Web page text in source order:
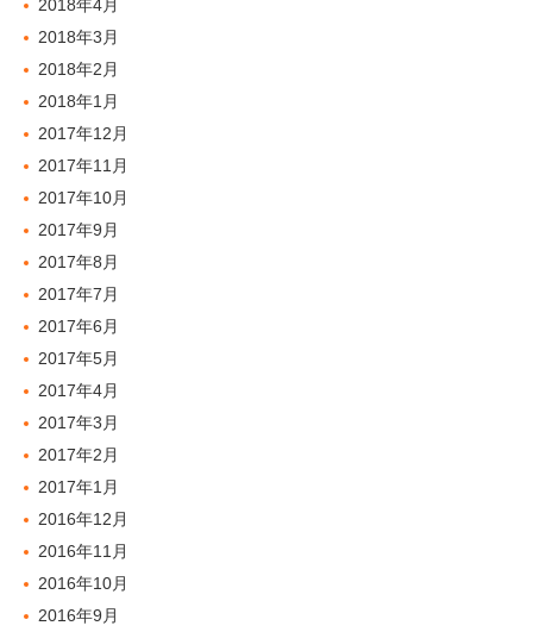
2018年4月
2018年3月
2018年2月
2018年1月
2017年12月
2017年11月
2017年10月
2017年9月
2017年8月
2017年7月
2017年6月
2017年5月
2017年4月
2017年3月
2017年2月
2017年1月
2016年12月
2016年11月
2016年10月
2016年9月